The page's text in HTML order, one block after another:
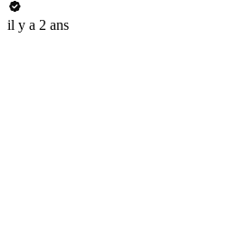
il y a 2 ans